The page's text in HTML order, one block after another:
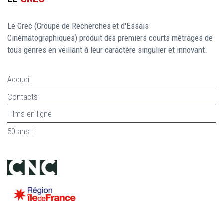
Le Grec (Groupe de Recherches et d'Essais
Cinématographiques) produit des premiers courts métrages de
tous genres en veillant à leur caractère singulier et innovant.
Accueil
Contacts
Films en ligne
50 ans !